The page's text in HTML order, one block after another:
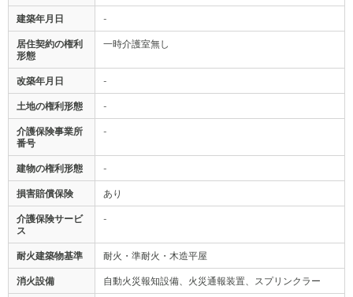
建築年月日 -
居住契約の権利
形態
一時介護室無し
改築年月日 -
土地の権利形態 -
介護保険事業所
番号
-
建物の権利形態 -
損害賠償保険 あり
介護保険サービ
ス
-
耐火建築物基準 耐火・準耐火・木造平屋
消火設備 自動火災報知設備、火災通報装置、スプリンクラー